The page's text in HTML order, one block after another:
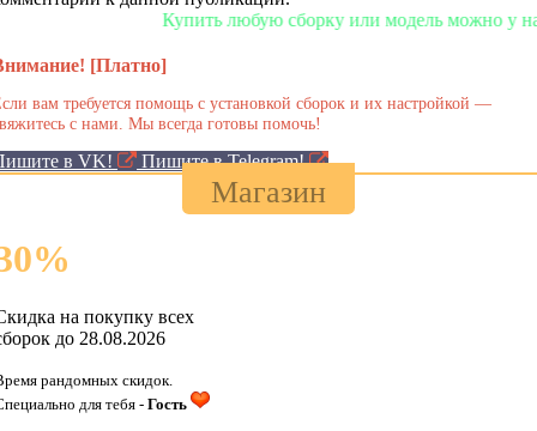
Купить любую сборку или модель можно у нас в
[Платно]
вам требуется помощь с установкой сборок и их настройкой —
с нами. Мы всегда готовы помочь!
в VK! Пишите в Telegram!
Магазин
%
на покупку всех
до 28.08.2026
рандомных скидок.
для тебя - Гость